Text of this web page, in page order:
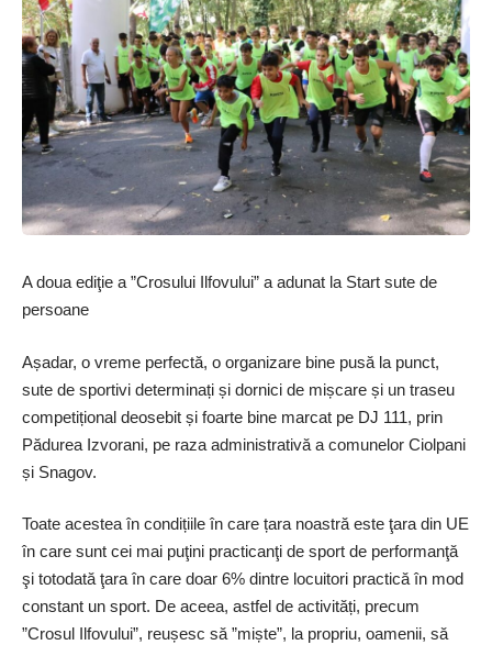
A doua ediţie a ”Crosului Ilfovului” a adunat la Start sute de
persoane
Așadar, o vreme perfectă, o organizare bine pusă la punct,
sute de sportivi determinați și dornici de mișcare și un traseu
competițional deosebit și foarte bine marcat pe DJ 111, prin
Pădurea Izvorani, pe raza administrativă a comunelor Ciolpani
și Snagov.
Toate acestea în con­dițiile în care țara noastră este ţara din UE
în care sunt cei mai puţini practicanţi de sport de performanţă
şi totodată ţara în care doar 6% dintre locuitori practică în mod
constant un sport. De aceea, astfel de activități, precum
”Crosul Ilfovului”, reușesc să ”miște”, la propriu, oamenii, să